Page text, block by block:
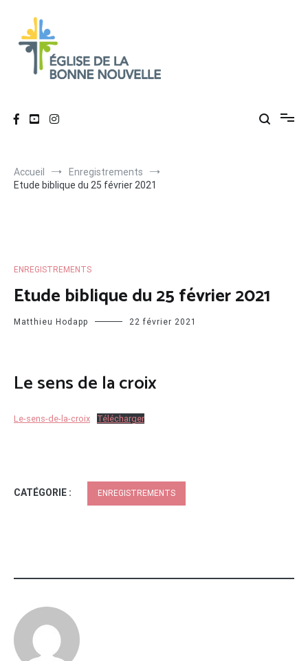
contenu
Accueil
Enregistrements
Etude biblique du 25 février 2021
ENREGISTREMENTS
Etude biblique du 25 février 2021
Matthieu Hodapp 22 février 2021
Le sens de la croix
Le-sens-de-la-croix Télécharger
CATÉGORIE : ENREGISTREMENTS